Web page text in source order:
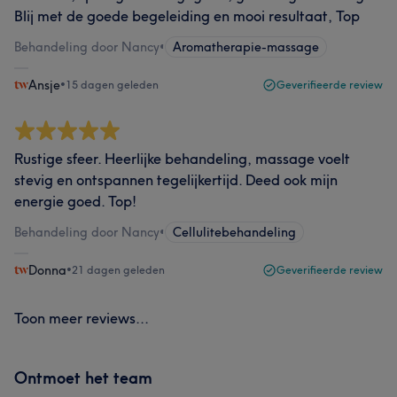
Blij met de goede begeleiding en mooi resultaat, Top
Behandeling door Nancy• Aromatherapie-massage
Ansje•15 dagen geleden Geverifieerde review
Rustige sfeer. Heerlijke behandeling, massage voelt
stevig en ontspannen tegelijkertijd. Deed ook mijn
energie goed. Top!
Behandeling door Nancy• Cellulitebehandeling
Donna•21 dagen geleden Geverifieerde review
Toon meer reviews...
Ontmoet het team